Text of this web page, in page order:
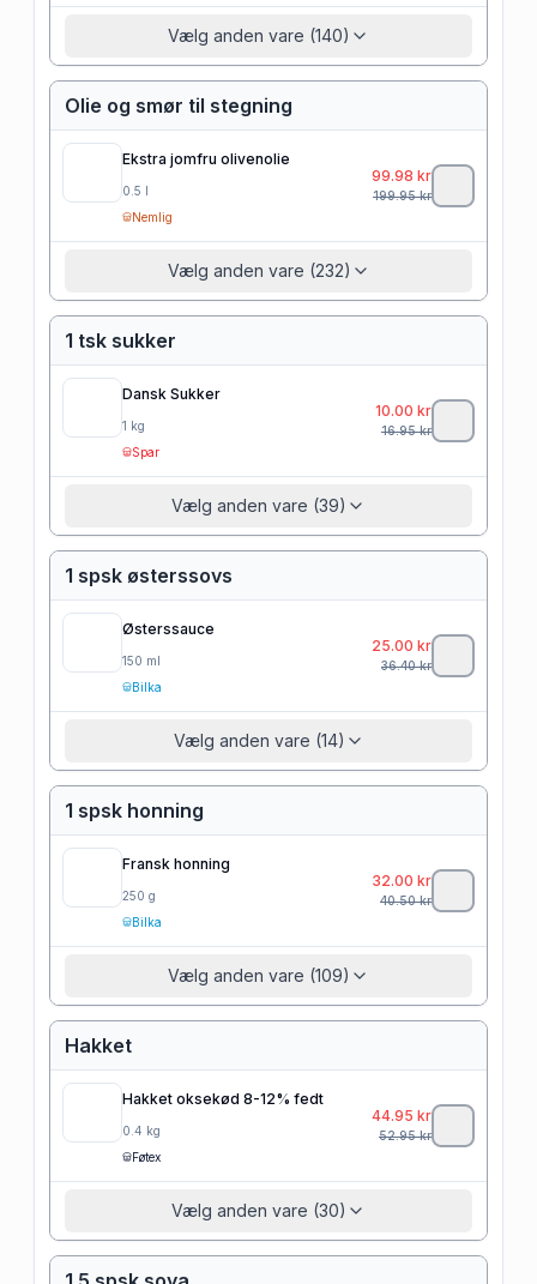
Vælg anden vare (140)
Olie og smør til stegning
Ekstra jomfru olivenolie
0.5 l
Nemlig
99.98 kr
199.95kr
Vælg anden vare (232)
1 tsk sukker
Dansk Sukker
1 kg
Spar
10.00 kr
16.95kr
Vælg anden vare (39)
1 spsk østerssovs
Østerssauce
150 ml
Bilka
25.00 kr
36.40kr
Vælg anden vare (14)
1 spsk honning
Fransk honning
250 g
Bilka
32.00 kr
40.50kr
Vælg anden vare (109)
Hakket
Hakket oksekød 8-12% fedt
0.4 kg
Føtex
44.95 kr
52.95kr
Vælg anden vare (30)